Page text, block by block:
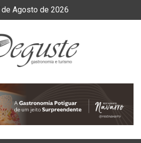
de Agosto de 2026